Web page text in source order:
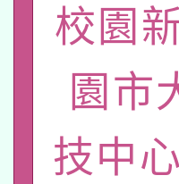
「數位
pilot」
有關
薪期間
轉知經
業技術
115年
校園
園市
技中